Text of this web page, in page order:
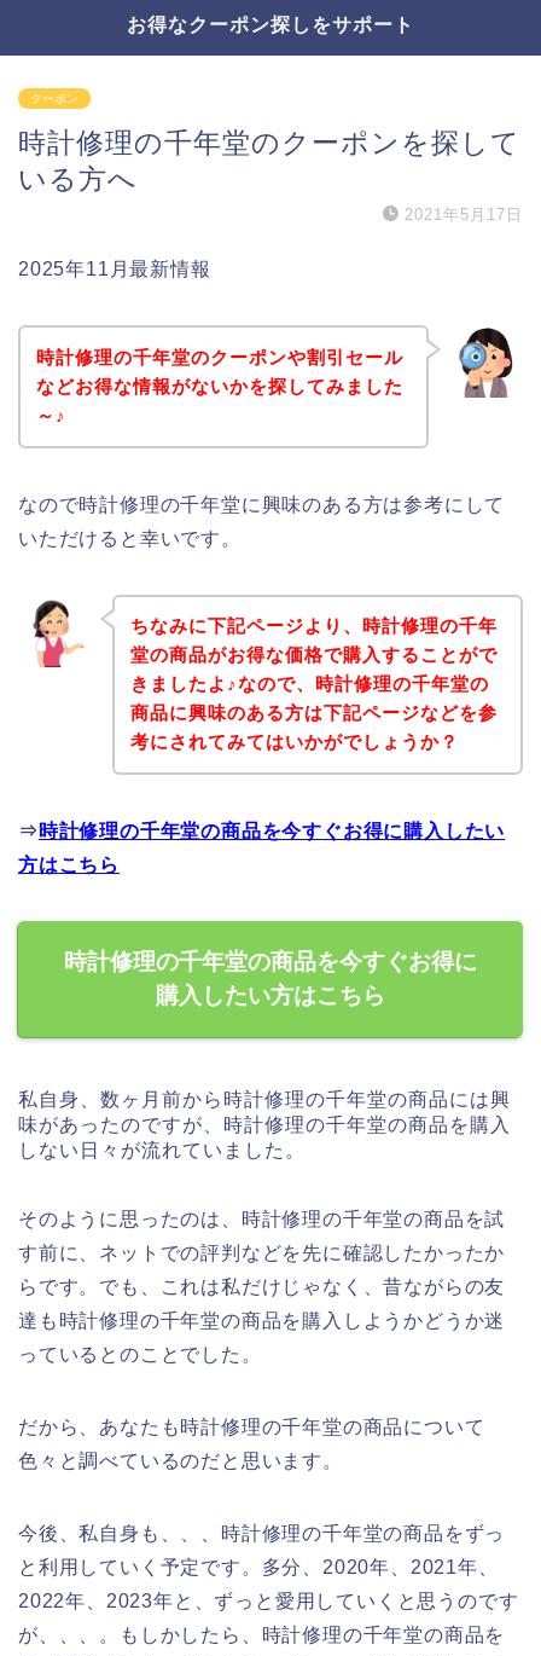
お得なクーポン探しをサポート
クーポン
時計修理の千年堂のクーポンを探して
いる方へ
2021年5月17日
2025年11月最新情報
時計修理の千年堂のクーポンや割引セール
などお得な情報がないかを探してみました
～♪
なので時計修理の千年堂に興味のある方は参考にして
いただけると幸いです。
ちなみに下記ページより、時計修理の千年
堂の商品がお得な価格で購入することがで
きましたよ♪なので、時計修理の千年堂の
商品に興味のある方は下記ページなどを参
考にされてみてはいかがでしょうか？
⇒ 時計修理の千年堂の商品を今すぐお得に購入したい
方はこちら
時計修理の千年堂の商品を今すぐお得に
購入したい方はこちら
私自身、数ヶ月前から時計修理の千年堂の商品には興
味があったのですが、時計修理の千年堂の商品を購入
しない日々が流れていました。
そのように思ったのは、時計修理の千年堂の商品を試
す前に、ネットでの評判などを先に確認したかったか
らです。でも、これは私だけじゃなく、昔ながらの友
達も時計修理の千年堂の商品を購入しようかどうか迷
っているとのことでした。
だから、あなたも時計修理の千年堂の商品について
色々と調べているのだと思います。
今後、私自身も、、、時計修理の千年堂の商品をずっ
と利用していく予定です。多分、2020年、2021年、
2022年、2023年と、ずっと愛用していくと思うのです
が、、、。もしかしたら、時計修理の千年堂の商品を